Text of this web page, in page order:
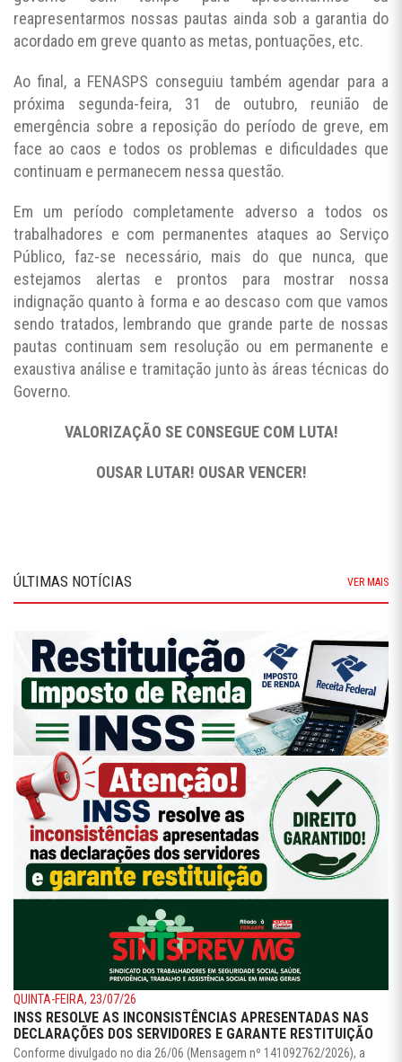
reapresentarmos nossas pautas ainda sob a garantia do
acordado em greve quanto as metas, pontuações, etc.
Ao final, a FENASPS conseguiu também agendar para a
próxima segunda-feira, 31 de outubro, reunião de
emergência sobre a reposição do período de greve, em
face ao caos e todos os problemas e dificuldades que
continuam e permanecem nessa questão.
Em um período completamente adverso a todos os
trabalhadores e com permanentes ataques ao Serviço
Público, faz-se necessário, mais do que nunca, que
estejamos alertas e prontos para mostrar nossa
indignação quanto à forma e ao descaso com que vamos
sendo tratados, lembrando que grande parte de nossas
pautas continuam sem resolução ou em permanente e
exaustiva análise e tramitação junto às áreas técnicas do
Governo.
VALORIZAÇÃO SE CONSEGUE COM LUTA!
OUSAR LUTAR! OUSAR VENCER!
ÚLTIMAS NOTÍCIAS VER MAIS
QUINTA-FEIRA, 23/07/26
INSS RESOLVE AS INCONSISTÊNCIAS APRESENTADAS NAS
DECLARAÇÕES DOS SERVIDORES E GARANTE RESTITUIÇÃO
Conforme divulgado no dia 26/06 (Mensagem nº 141092762/2026), a